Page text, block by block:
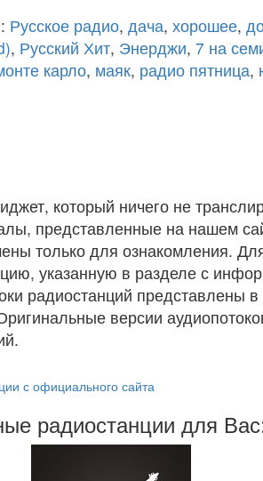
Русское радио, дача, хорошее,
, Русский Хит, Энерджи, 7 на
карло, маяк, радио пятница,
который ничего не
представленные на нашем
только для ознакомления.
указанную в разделе с
радиостанций представлены
версии
с официального сайта
радиостанции для